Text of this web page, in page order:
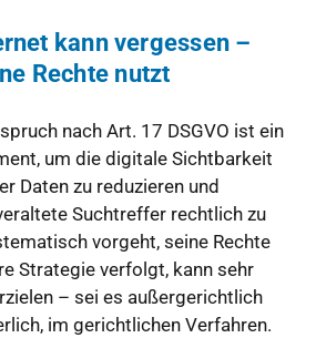
kann vergessen –
Rechte nutzt
nach Art. 17 DSGVO ist ein
um die digitale Sichtbarkeit
Daten zu reduzieren und
Suchtreffer rechtlich zu
vorgeht, seine Rechte
Strategie verfolgt, kann sehr
– sei es außergerichtlich
im gerichtlichen Verfahren.